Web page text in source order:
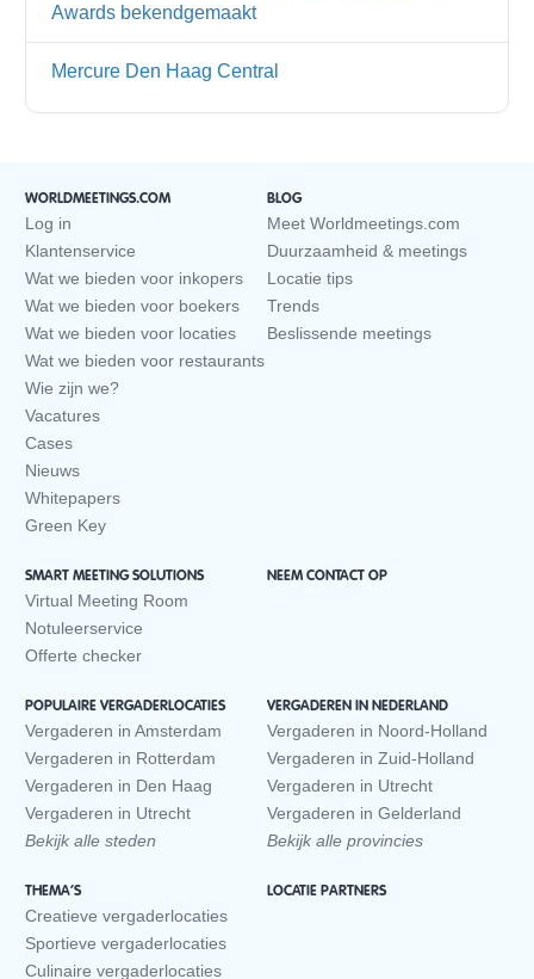
Awards bekendgemaakt
Mercure Den Haag Central
WORLDMEETINGS.COM
Log in
Klantenservice
Wat we bieden voor inkopers
Wat we bieden voor boekers
Wat we bieden voor locaties
Wat we bieden voor restaurants
Wie zijn we?
Vacatures
Cases
Nieuws
Whitepapers
Green Key
BLOG
Meet Worldmeetings.com
Duurzaamheid & meetings
Locatie tips
Trends
Beslissende meetings
SMART MEETING SOLUTIONS
Virtual Meeting Room
Notuleerservice
Offerte checker
NEEM CONTACT OP
POPULAIRE VERGADERLOCATIES
Vergaderen in Amsterdam
Vergaderen in Rotterdam
Vergaderen in Den Haag
Vergaderen in Utrecht
Bekijk alle steden
VERGADEREN IN NEDERLAND
Vergaderen in Noord-Holland
Vergaderen in Zuid-Holland
Vergaderen in Utrecht
Vergaderen in Gelderland
Bekijk alle provincies
THEMA’S
Creatieve vergaderlocaties
Sportieve vergaderlocaties
Culinaire vergaderlocaties
LOCATIE PARTNERS